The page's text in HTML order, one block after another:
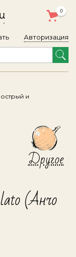
0
Авторизация
и
Другое
(Анчо